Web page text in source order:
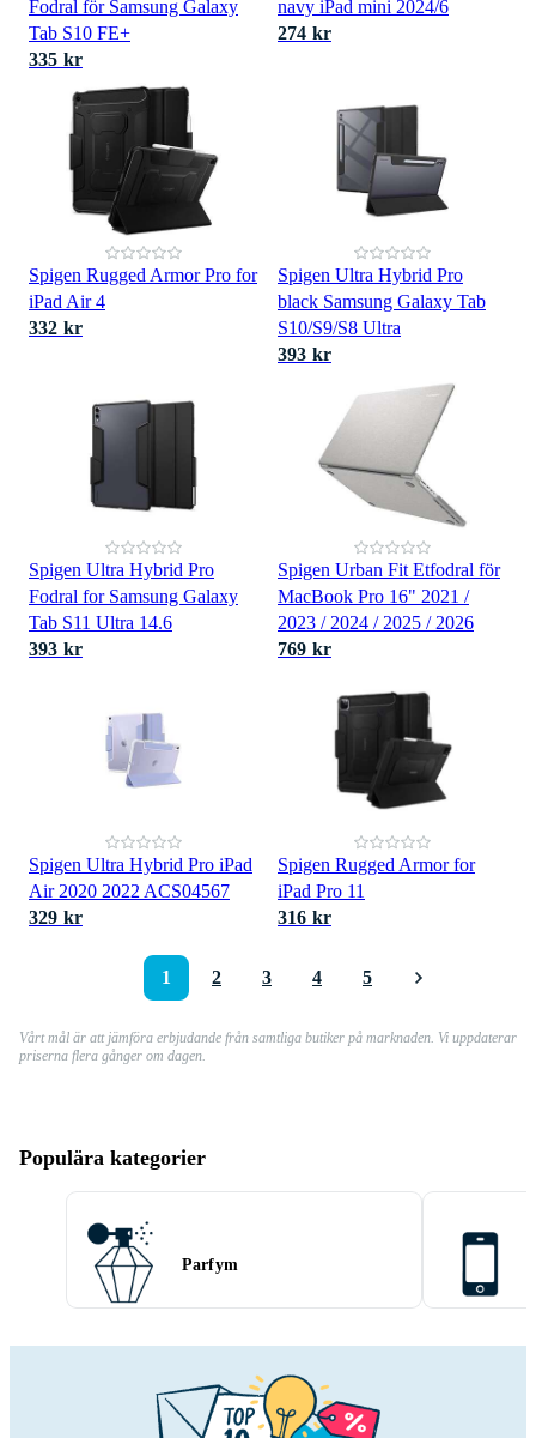
Fodral för Samsung Galaxy
Tab S10 FE+
335 kr
navy iPad mini 2024/6
274 kr
Spigen Rugged Armor Pro for
iPad Air 4
332 kr
Spigen Ultra Hybrid Pro
black Samsung Galaxy Tab
S10/S9/S8 Ultra
393 kr
Spigen Ultra Hybrid Pro
Fodral for Samsung Galaxy
Tab S11 Ultra 14.6
393 kr
Spigen Urban Fit Etfodral för
MacBook Pro 16" 2021 /
2023 / 2024 / 2025 / 2026
769 kr
Spigen Ultra Hybrid Pro iPad
Air 2020 2022 ACS04567
329 kr
Spigen Rugged Armor for
iPad Pro 11
316 kr
1 2 3 4 5
Vårt mål är att jämföra erbjudande från samtliga butiker på marknaden. Vi uppdaterar
priserna flera gånger om dagen.
Populära kategorier
Parfym